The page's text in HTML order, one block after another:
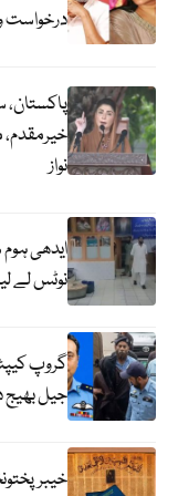
درخواست
خیرمقدم،
نواز
ایدھی
نوٹس لے
گروپ
جیل بھیج